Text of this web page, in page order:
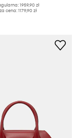
1959,90 zł
cena:1179,90 zł